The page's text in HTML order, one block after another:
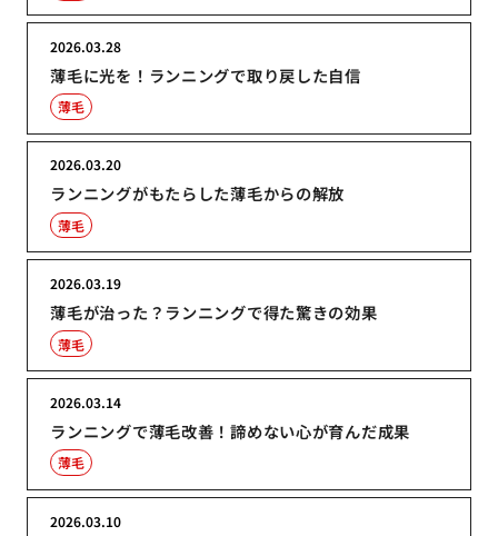
薄毛に光を！ランニングで取り戻した自信
2026.03.28
薄毛
ランニングがもたらした薄毛からの解放
2026.03.20
薄毛
薄毛が治った？ランニングで得た驚きの効果
2026.03.19
薄毛
ランニングで薄毛改善！諦めない心が育んだ成果
2026.03.14
薄毛
2026.03.10